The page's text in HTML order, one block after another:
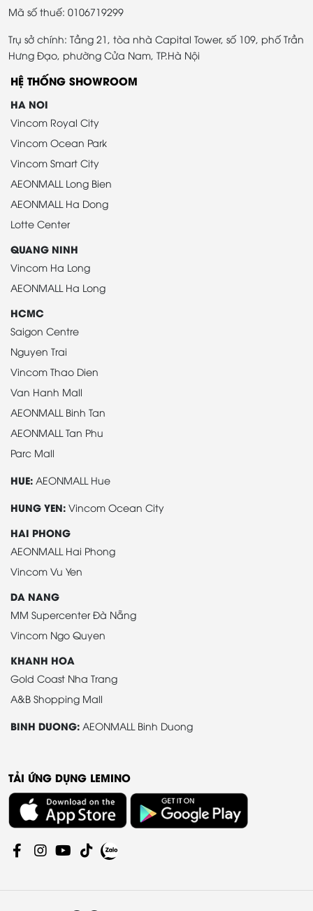
Mã số thuế: 0106719299
Trụ sở chính: Tầng 21, tòa nhà Capital Tower, số 109, phố Trần
Hưng Đạo, phường Cửa Nam, TP.Hà Nội
HỆ THỐNG SHOWROOM
HA NOI
Vincom Royal City
Vincom Ocean Park
Vincom Smart City
AEONMALL Long Bien
AEONMALL Ha Dong
Lotte Center
QUANG NINH
Vincom Ha Long
AEONMALL Ha Long
HCMC
Saigon Centre
Nguyen Trai
Vincom Thao Dien
Van Hanh Mall
AEONMALL Binh Tan
AEONMALL Tan Phu
Parc Mall
HUE: AEONMALL Hue
HUNG YEN: Vincom Ocean City
HAI PHONG
AEONMALL Hai Phong
Vincom Vu Yen
DA NANG
MM Supercenter Đà Nẵng
Vincom Ngo Quyen
KHANH HOA
Gold Coast Nha Trang
A&B Shopping Mall
BINH DUONG: AEONMALL Binh Duong
TẢI ỨNG DỤNG LEMINO